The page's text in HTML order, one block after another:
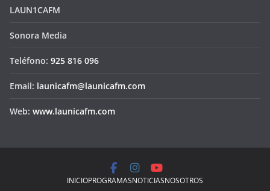
LAUN1CAFM
Sonora Media
Teléfono: 925 816 096
Email: launicafm@launicafm.com
Web: www.launicafm.com
INICIOPROGRAMASNOTICIASNOSOTROS